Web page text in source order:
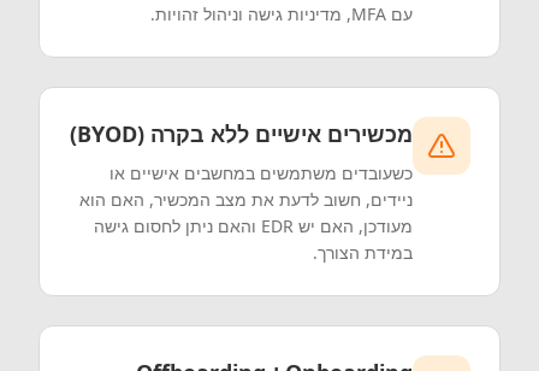
עם MFA, מדיניות גישה וניהול זהויות.
מכשירים אישיים ללא בקרה (BYOD)
כשעובדים משתמשים במחשבים אישיים או
ניידים, חשוב לדעת את מצב המכשיר, האם הוא
מעודכן, האם יש EDR והאם ניתן לחסום גישה
במידת הצורך.